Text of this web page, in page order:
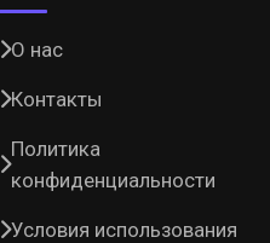
О нас
Контакты
Политика
конфиденциальности
Условия использования